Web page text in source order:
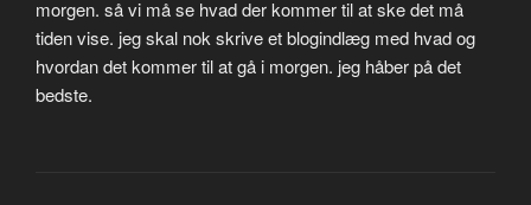
morgen. så vi må se hvad der kommer til at ske det må
tiden vise. jeg skal nok skrive et blogindlæg med hvad og
hvordan det kommer til at gå i morgen. jeg håber på det
bedste.